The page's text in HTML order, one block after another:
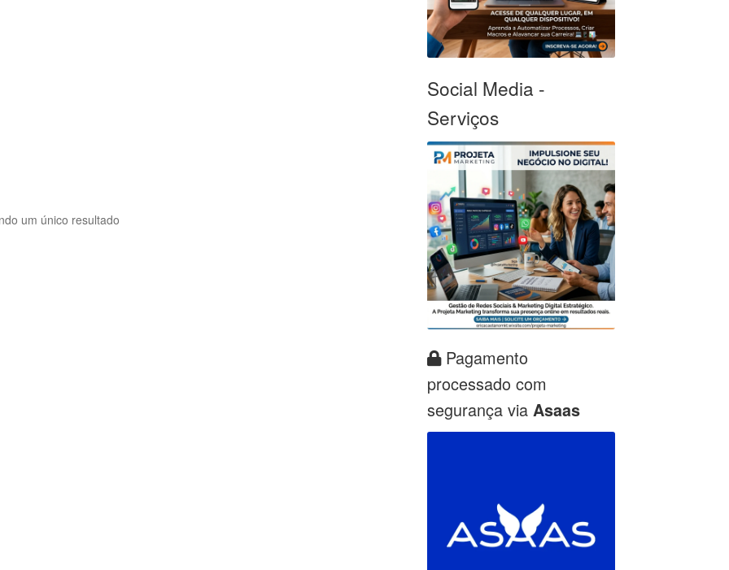
um único resultado
Social Media -
Serviços
Pagamento
processado com
segurança via Asaas